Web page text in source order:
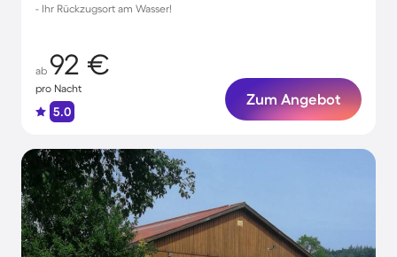
- Ihr Rückzugsort am Wasser!
ab 92 €
pro Nacht
5.0
Zum Angebot